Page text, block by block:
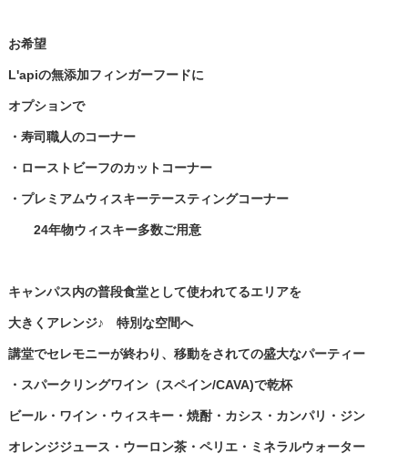
お希望
L'apiの無添加フィンガーフードに
オプションで
・寿司職人のコーナー
・ローストビーフのカットコーナー
・プレミアムウィスキーテースティングコーナー
24年物ウィスキー多数ご用意
キャンパス内の普段食堂として使われてるエリアを
大きくアレンジ♪ 特別な空間へ
講堂でセレモニーが終わり、移動をされての盛大なパーティー
・スパークリングワイン（スペイン/CAVA)で乾杯
ビール・ワイン・ウィスキー・焼酎・カシス・カンパリ・ジン
オレンジジュース・ウーロン茶・ペリエ・ミネラルウォーター